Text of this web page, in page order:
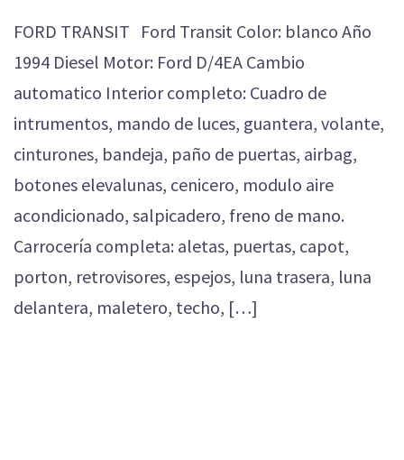
FORD TRANSIT Ford Transit Color: blanco Año
1994 Diesel Motor: Ford D/4EA Cambio
automatico Interior completo: Cuadro de
intrumentos, mando de luces, guantera, volante,
cinturones, bandeja, paño de puertas, airbag,
botones elevalunas, cenicero, modulo aire
acondicionado, salpicadero, freno de mano.
Carrocería completa: aletas, puertas, capot,
porton, retrovisores, espejos, luna trasera, luna
delantera, maletero, techo, […]